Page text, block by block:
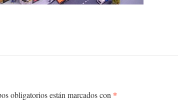
obligatorios están marcados con *